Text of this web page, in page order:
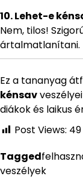
10. Lehet-e
Nem, tilos!
ártalmatlanítani.
Ez a tananyag
kénsav
diákok és laikus
Post Views: 49
Tagged
veszélyek